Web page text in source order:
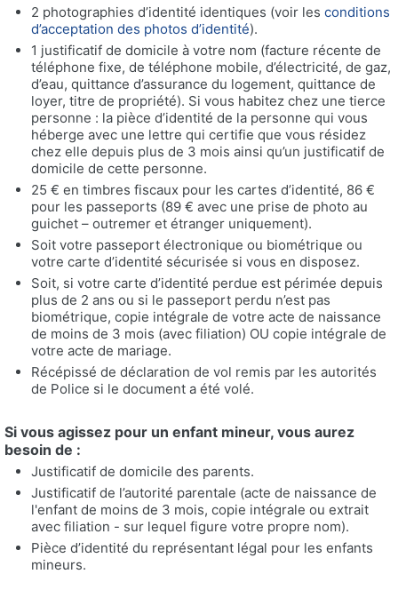
2 photographies d’identité identiques (voir les conditions
d’acceptation des photos d’identité).
1 justificatif de domicile à votre nom (facture récente de
téléphone fixe, de téléphone mobile, d’électricité, de gaz,
d’eau, quittance d’assurance du logement, quittance de
loyer, titre de propriété). Si vous habitez chez une tierce
personne : la pièce d’identité de la personne qui vous
héberge avec une lettre qui certifie que vous résidez
chez elle depuis plus de 3 mois ainsi qu’un justificatif de
domicile de cette personne.
25 € en timbres fiscaux pour les cartes d’identité, 86 €
pour les passeports (89 € avec une prise de photo au
guichet – outremer et étranger uniquement).
Soit votre passeport électronique ou biométrique ou
votre carte d’identité sécurisée si vous en disposez.
Soit, si votre carte d’identité perdue est périmée depuis
plus de 2 ans ou si le passeport perdu n’est pas
biométrique, copie intégrale de votre acte de naissance
de moins de 3 mois (avec filiation) OU copie intégrale de
votre acte de mariage.
Récépissé de déclaration de vol remis par les autorités
de Police si le document a été volé.
Si vous agissez pour un enfant mineur, vous aurez
besoin de :
Justificatif de domicile des parents.
Justificatif de l’autorité parentale (acte de naissance de
l'enfant de moins de 3 mois, copie intégrale ou extrait
avec filiation - sur lequel figure votre propre nom).
Pièce d’identité du représentant légal pour les enfants
mineurs.